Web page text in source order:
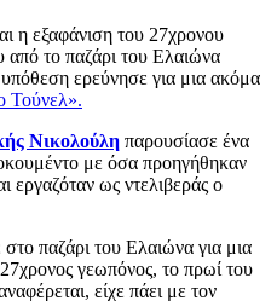
η εξαφάνιση του 27χρονου
το παζάρι του Ελαιώνα
ερεύνησε για μια ακόμα
Τούνελ».
Νικολούλη παρουσίασε ένα
με όσα προηγήθηκαν
εργαζόταν ως ντελιβεράς ο
παζάρι του Ελαιώνα για μια
γεωπόνος, το πρωί του
είχε πάει με τον